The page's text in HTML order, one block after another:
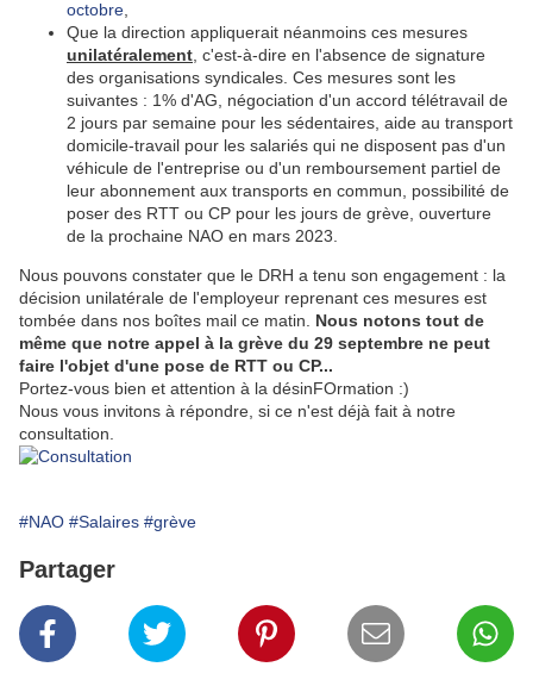
octobre
Que la direction appliquerait néanmoins ces mesures
unilatéralement , c'est-à-dire en l'absence de signature
des organisations syndicales. Ces mesures sont les
suivantes : 1% d'AG, négociation d'un accord télétravail de
2 jours par semaine pour les sédentaires, aide au transport
domicile-travail pour les salariés qui ne disposent pas d'un
véhicule de l'entreprise ou d'un remboursement partiel de
leur abonnement aux transports en commun, possibilité de
poser des RTT ou CP pour les jours de grève, ouverture
de la prochaine NAO en mars 2023.
Nous pouvons constater que le DRH a tenu son engagement : la
décision unilatérale de l'employeur reprenant ces mesures est
tombée dans nos boîtes mail ce matin. Nous notons tout de
même que notre appel à la grève du 29 septembre ne peut
faire l'objet d'une pose de RTT ou CP...
Portez-vous bien et attention à la désinFOrmation :)
Nous vous invitons à répondre, si ce n'est déjà fait à notre
consultation.
#NAO #Salaires #grève
Partager